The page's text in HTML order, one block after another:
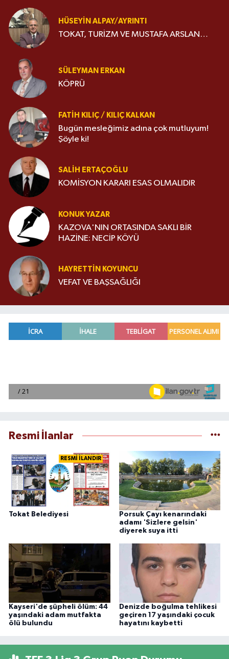
HÜSEYIN ALPAY/AYRINTI
TOKAT, TURİZM VE MUSTAFA ARSLAN…
SÜLEYMAN ERKAN
KÖPRÜ
FATIH KILIÇ / KILIÇ KALKAN
Bugün mesleğimiz adına çok mutluyum!
Şöyle ki!
SALIH ERTAÇOĞLU
KOMİSYON KARARI ESAS OLMALIDIR
KONUK YAZAR
KAZOVA'NIN ORTASINDA SAKLI BİR
HAZİNE: NECİP KÖYÜ
HAYRETTIN KOYUNCU
VEFAT VE BAŞSAĞLIĞI
Resmi İlanlar
RESMİ İLANDIR
Tokat Belediyesi
Porsuk Çayı kenarındaki
adamı 'Sizlere gelsin'
diyerek suya itti
Kayseri'de şüpheli ölüm: 44
yaşındaki adam mutfakta
ölü bulundu
Denizde boğulma tehlikesi
geçiren 17 yaşındaki çocuk
hayatını kaybetti